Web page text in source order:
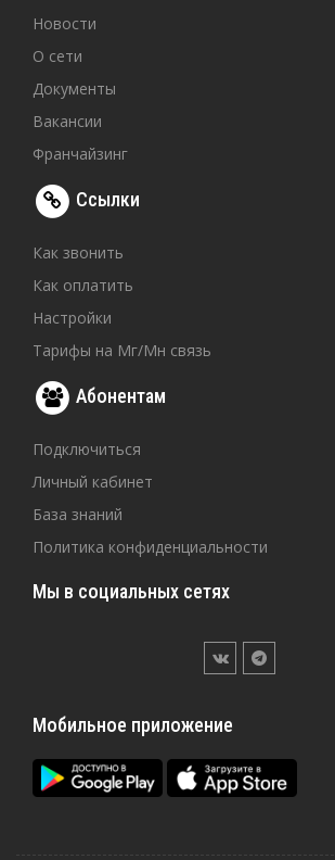
Новости
О сети
Документы
Вакансии
Франчайзинг
Ссылки
Как звонить
Как оплатить
Настройки
Тарифы на Мг/Мн связь
Абонентам
Подключиться
Личный кабинет
База знаний
Политика конфиденциальности
Мы в социальных сетях
Мобильное приложение